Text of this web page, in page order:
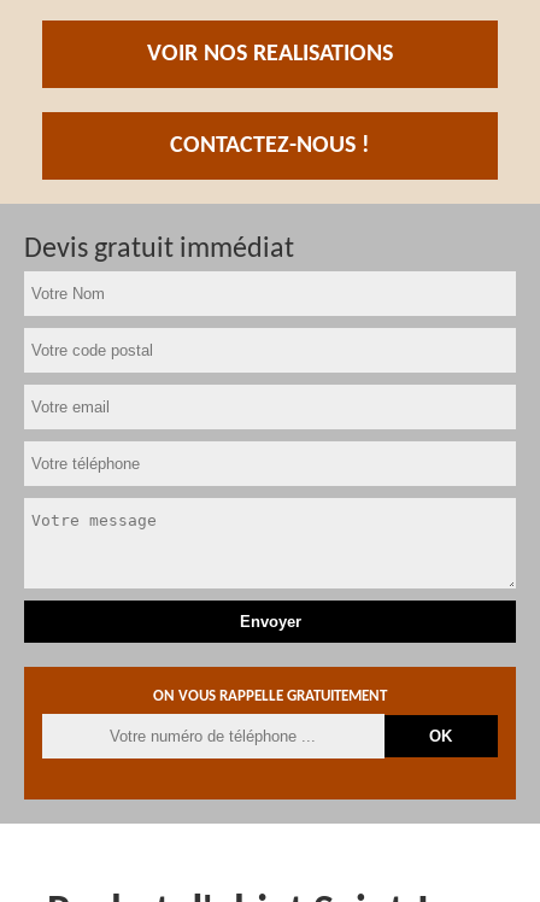
VOIR NOS REALISATIONS
CONTACTEZ-NOUS !
Devis gratuit immédiat
ON VOUS RAPPELLE GRATUITEMENT